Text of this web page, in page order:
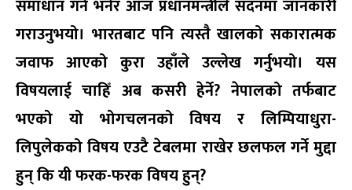
समाधान गर्ने भनेर आज प्रधानमन्त्रीले सदनमा जानकारी
गराउनुभयो। भारतबाट पनि त्यस्तै खालको सकारात्मक
जवाफ आएको कुरा उहाँले उल्लेख गर्नुभयो। यस
विषयलाई चाहिँ अब कसरी हेर्ने? नेपालको तर्फबाट
भएको यो भोगचलनको विषय र लिम्पियाधुरा-
लिपुलेकको विषय एउटै टेबलमा राखेर छलफल गर्ने मुद्दा
हुन् कि यी फरक-फरक विषय हुन्?